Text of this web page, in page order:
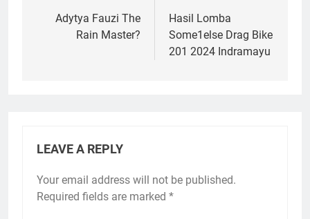
navigation
Adytya Fauzi The
Rain Master?
Hasil Lomba
Some1else Drag Bike
201 2024 Indramayu
LEAVE A REPLY
Your email address will not be published.
Required fields are marked *